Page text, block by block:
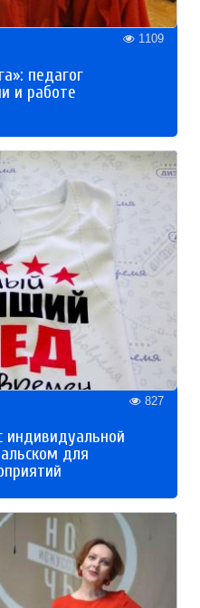
1109
педагог
и работе
827
индивидуальной
для